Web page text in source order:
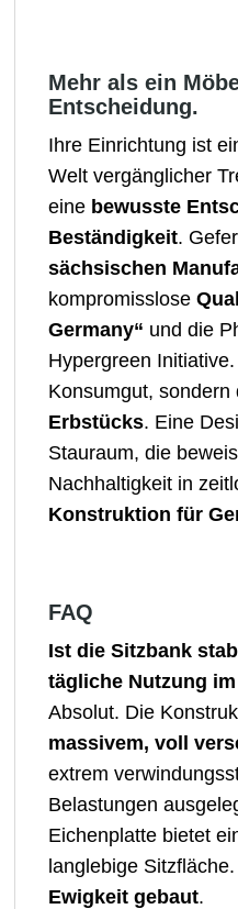
Mehr als ein
Entscheidung.
Ihre Einrichtung ist
Welt vergänglicher
eine bewusste
Beständigkeit.
sächsischen
kompromisslose
Germany“ und die
Hypergreen
Konsumgut, sondern
Erbstücks. Eine
Stauraum, die
Nachhaltigkeit in
Konstruktion für
FAQ
Ist die Sitzbank
tägliche Nutzung
Absolut. Die
massivem, voll
extrem
Belastungen
Eichenplatte bietet
langlebige
Ewigkeit gebaut.